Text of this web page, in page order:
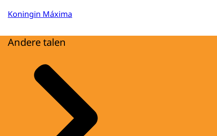
Koningin Máxima
Andere talen